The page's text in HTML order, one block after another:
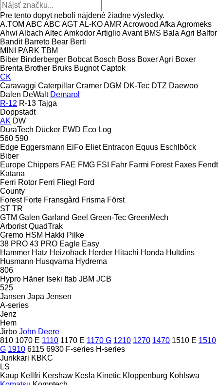
Pre tento dopyt neboli nájdené žiadne výsledky.
A.TOM ABC ABC AGTAL-KOAMR Acrowood Afka Agromeks
Ahwi Albach AltecAmkodorArtiglioAvant BMS Bala Agri Balfor
Bandit Barreto Bear Berti
MINI
PARK TBM
Biber Binderberger Bobcat Bosch Boss Boxer Agri Boxer
Brenta Brother Bruks Bugnot Captok
CK
Caravaggi Caterpillar Cramer DGM DK-Tec DTZ Daewoo
Dalen DeWalt Demarol
R-12 R-13 Tajga
Doppstadt
AK DW
DuraTech Dücker EWD Eco Log
560 590
Edge Eggersmann EiFo Eliet Entracon Equus Eschlböck
Biber
Europe Chippers FAE FMG FSI Fahr Farmi Forest Faxes Fendt
Katana
Ferri Rotor Ferri Fliegl
Ford
County
Forest Forte Fransgård Frisma Först
ST TR
GTM Galen Garland Geel Green-Tec GreenMech
Arborist QuadTrak
Gremo HSM Hakki Pilke
38 PRO 43 PRO Eagle Easy
Hammer Hatz Heizohack Herder Hitachi Honda Hultdins
Husmann Husqvarna Hydrema
806
Hypro Häner Iseki Itab JBM JCB
525
Jansen Japa Jensen
A-series
Jenz
Hem
Jirbo John Deere
810 1070 E 1110 1170 E 1170 G 1210 1270 1470 1510 E 1510
G 1910 6115 6930 F-series H-series
Junkkari KBKC
LS
Kaup Kellfri Kershaw Kesla Kinetic Kloppenburg Kohlswa